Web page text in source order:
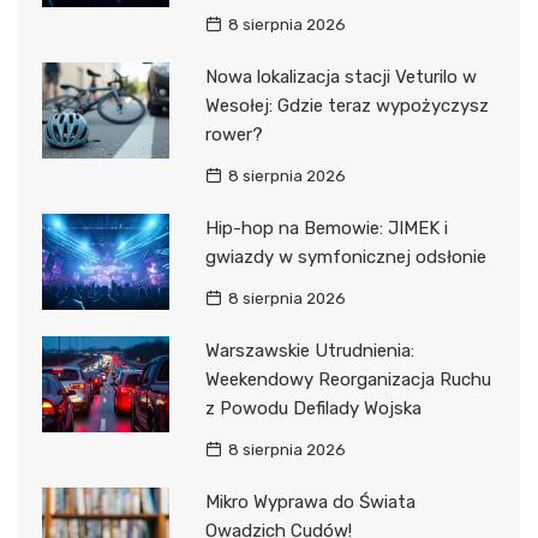
8 sierpnia 2026
Nowa lokalizacja stacji Veturilo w
Wesołej: Gdzie teraz wypożyczysz
rower?
8 sierpnia 2026
Hip-hop na Bemowie: JIMEK i
gwiazdy w symfonicznej odsłonie
8 sierpnia 2026
Warszawskie Utrudnienia:
Weekendowy Reorganizacja Ruchu
z Powodu Defilady Wojska
8 sierpnia 2026
Mikro Wyprawa do Świata
Owadzich Cudów!